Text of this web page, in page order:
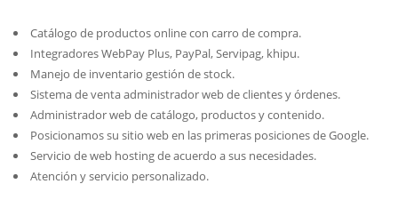
Catálogo de productos online con carro de compra.
Integradores WebPay Plus, PayPal, Servipag, khipu.
Manejo de inventario gestión de stock.
Sistema de venta administrador web de clientes y órdenes.
Administrador web de catálogo, productos y contenido.
Posicionamos su sitio web en las primeras posiciones de Google.
Servicio de web hosting de acuerdo a sus necesidades.
Atención y servicio personalizado.